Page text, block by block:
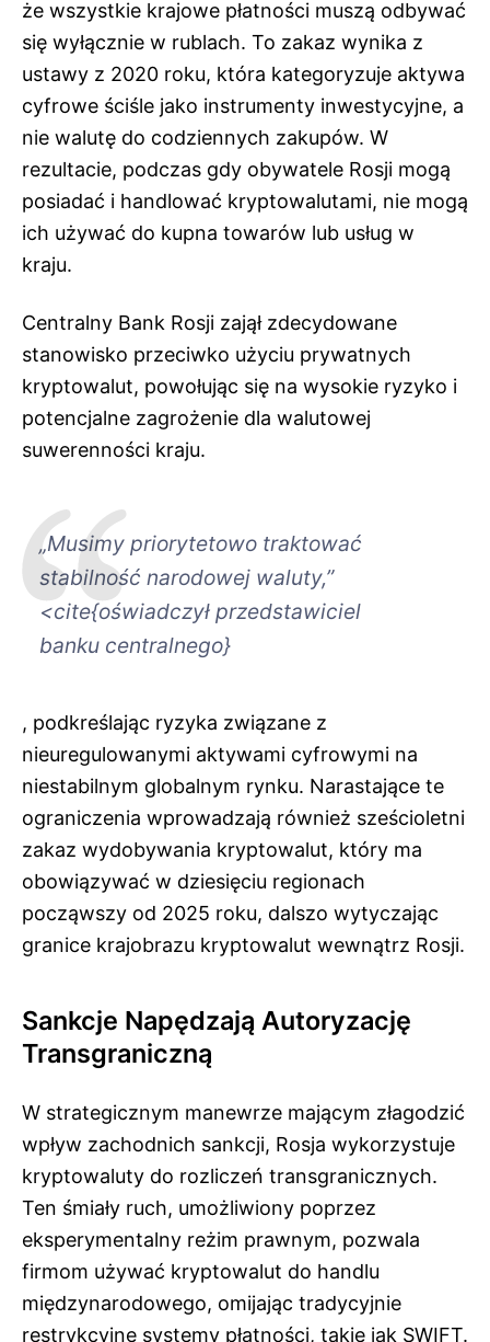
że wszystkie krajowe płatności muszą odbywać
się wyłącznie w rublach. To zakaz wynika z
ustawy z 2020 roku, która kategoryzuje aktywa
cyfrowe ściśle jako instrumenty inwestycyjne, a
nie walutę do codziennych zakupów. W
rezultacie, podczas gdy obywatele Rosji mogą
posiadać i handlować kryptowalutami, nie mogą
ich używać do kupna towarów lub usług w
kraju.
Centralny Bank Rosji zajął zdecydowane
stanowisko przeciwko użyciu prywatnych
kryptowalut, powołując się na wysokie ryzyko i
potencjalne zagrożenie dla walutowej
suwerenności kraju.
„Musimy priorytetowo traktować
stabilność narodowej waluty,”
<cite{oświadczył przedstawiciel
banku centralnego}
, podkreślając ryzyka związane z
nieuregulowanymi aktywami cyfrowymi na
niestabilnym globalnym rynku. Narastające te
ograniczenia wprowadzają również sześcioletni
zakaz wydobywania kryptowalut, który ma
obowiązywać w dziesięciu regionach
począwszy od 2025 roku, dalszo wytyczając
granice krajobrazu kryptowalut wewnątrz Rosji.
Sankcje Napędzają Autoryzację
Transgraniczną
W strategicznym manewrze mającym złagodzić
wpływ zachodnich sankcji, Rosja wykorzystuje
kryptowaluty do rozliczeń transgranicznych.
Ten śmiały ruch, umożliwiony poprzez
eksperymentalny reżim prawnym, pozwala
firmom używać kryptowalut do handlu
międzynarodowego, omijając tradycyjnie
restrykcyjne systemy płatności, takie jak SWIFT.